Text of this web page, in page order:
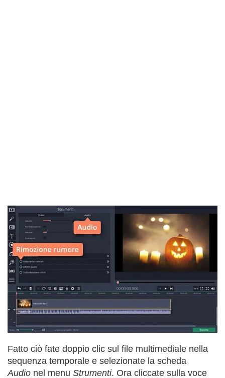
Fatto ciò fate doppio clic sul file multimediale nella
sequenza temporale e selezionate la scheda
Audio nel menu Strumenti. Ora cliccate sulla voce